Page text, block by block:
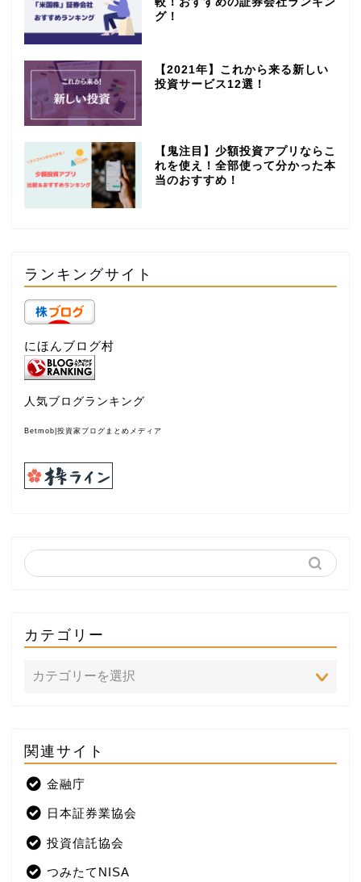
グ！
【2021年】これから来る新しい
投資サービス12選！
【鬼注目】少額投資アプリならこ
れを使え！全部使って分かった本
当のおすすめ！
ランキングサイト
にほんブログ村
人気ブログランキング
Betmob|投資家ブログまとめメディア
カテゴリー
関連サイト
金融庁
日本証券業協会
投資信託協会
つみたてNISA